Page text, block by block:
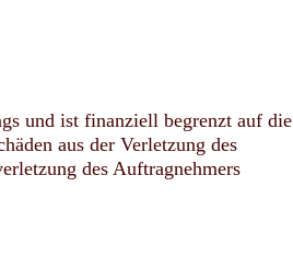
und ist finanziell begrenzt auf die
aus der Verletzung des
des Auftragnehmers